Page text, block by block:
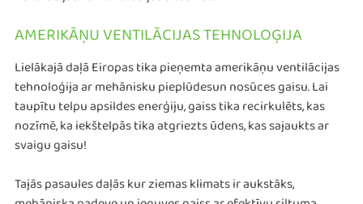
AMERIKĀŅU VENTILĀCIJAS TEHNOLOĢIJA
Lielākajā daļā Eiropas tika pieņemta amerikāņu ventilācijas
tehnoloģija ar mehānisku pieplūdesun nosūces gaisu. Lai
taupītu telpu apsildes enerģiju, gaiss tika recirkulēts, kas
nozīmē, ka iekštelpās tika atgriezts ūdens, kas sajaukts ar
svaigu gaisu!
Tajās pasaules daļās kur ziemas klimats ir aukstāks,